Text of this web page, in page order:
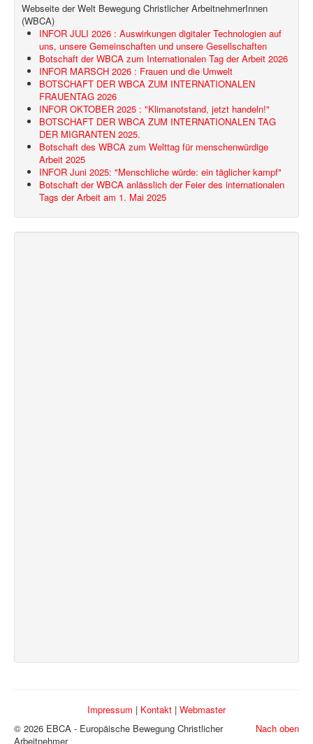
Webseite der Welt Bewegung Christlicher ArbeitnehmerInnen
(WBCA)
INFOR JULI 2026 : Auswirkungen digitaler Technologien auf
uns, unsere Gemeinschaften und unsere Gesellschaften
Botschaft der WBCA zum Internationalen Tag der Arbeit 2026
INFOR MARSCH 2026 : Frauen und die Umwelt
BOTSCHAFT DER WBCA ZUM INTERNATIONALEN
FRAUENTAG 2026
INFOR OKTOBER 2025 : "Klimanotstand, jetzt handeln!"
BOTSCHAFT DER WBCA ZUM INTERNATIONALEN TAG
DER MIGRANTEN 2025.
Botschaft des WBCA zum Welttag für menschenwürdige
Arbeit 2025
INFOR Juni 2025: "Menschliche würde: ein täglicher kampf"
Botschaft der WBCA anlässlich der Feier des internationalen
Tags der Arbeit am 1. Mai 2025
Impressum | Kontakt | Webmaster
Nach oben
© 2026 EBCA - Europäische Bewegung Christlicher
Arbeitnehmer